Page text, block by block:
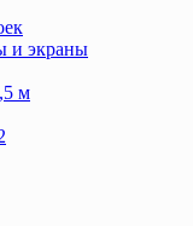
и экраны
м